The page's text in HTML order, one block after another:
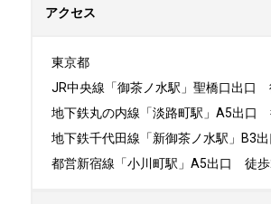
アクセス
東京都
JR中央線「御茶ノ水駅」聖橋口出口
地下鉄丸の内線「淡路町駅」A5出口
地下鉄千代田線「新御茶ノ水駅」B3
都営新宿線「小川町駅」A5出口　徒